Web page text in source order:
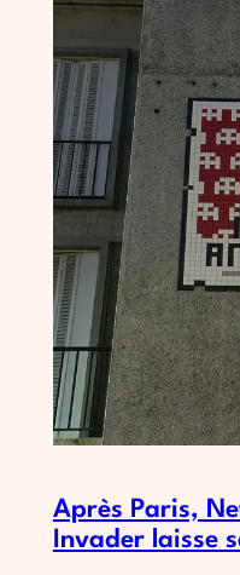
Après Paris,
Invader laisse